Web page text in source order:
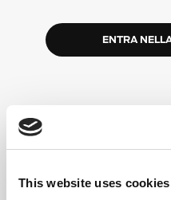
This website uses cookies
ENTRA
ALTA ENERGIA,
COMUNITÀ